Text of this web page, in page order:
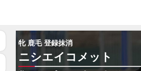
牝 鹿毛 登録抹消
ニシエイコメット